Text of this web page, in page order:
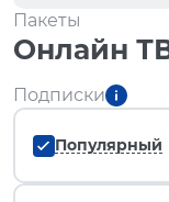
Пакеты
Онлайн
Подписки
Популярный